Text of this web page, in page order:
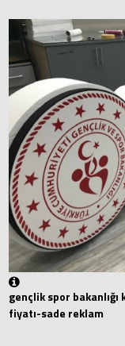
gençlik spor
fiyatı-sade reklam